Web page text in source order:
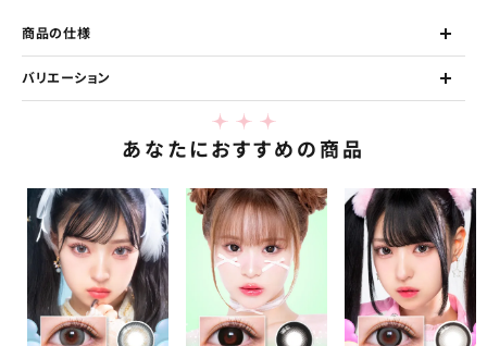
商品の仕様
バリエーション
あなたにおすすめの商品